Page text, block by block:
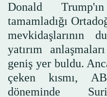
Donald
tamamladığı
mevkidaşlarının
yatırım
geniş yer buldu.
çeken kısmı,
döneminde